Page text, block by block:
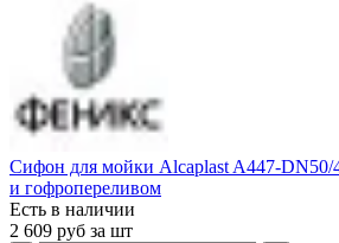
Сифон для мойки Alcaplast A447-DN50/
и гофропереливом
Есть в наличии
2 609 руб за шт